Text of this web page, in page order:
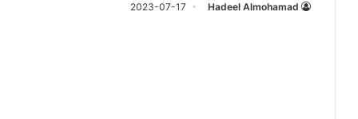
Hadeel Almohamad
2023-07-17